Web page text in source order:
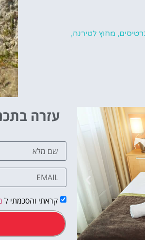
, מחוץ לטירנה,
עזרה
קראתי והסכמתי ל